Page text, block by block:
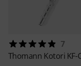
7
Thomann Kotori KF-